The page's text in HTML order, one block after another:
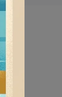
22